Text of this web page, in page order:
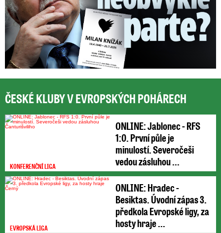
ČESKÉ KLUBY V EVROPSKÝCH POHÁRECH
KONFERENČNÍ LIGA
ONLINE: Jablonec - RFS
1:0. První půle je
minulostí. Severočeši
vedou zásluhou ...
EVROPSKÁ LIGA
ONLINE: Hradec -
Besiktas. Úvodní zápas 3.
předkola Evropské ligy, za
hosty hraje ...